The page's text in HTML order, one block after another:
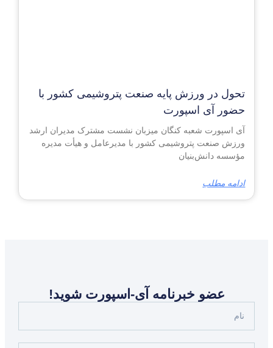
تحول در ورزش پایه صنعت پتروشیمی کشور با
حضور آی اسپورت
آی اسپورت شعبه کنگان میزبان نشست مشترک مدیران ارشد
ورزش صنعت پتروشیمی کشور با مدیرعامل و هیأت مدیره
مؤسسه دانش‌بنیان
ادامه مطلب
عضو خبرنامه آی-اسپورت شوید!